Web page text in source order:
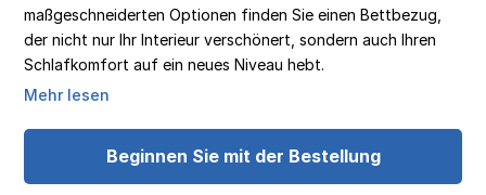
maßgeschneiderten Optionen finden Sie einen Bettbezug,
der nicht nur Ihr Interieur verschönert, sondern auch Ihren
Schlafkomfort auf ein neues Niveau hebt.
Mehr lesen
Beginnen Sie mit der Bestellung